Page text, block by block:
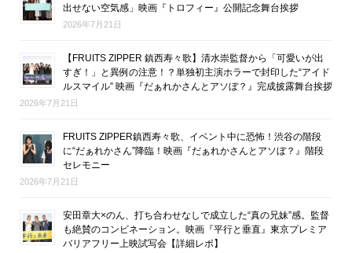
出せない空気感」映画『トロフィー』公開記念舞台挨拶
2026年7月21日
【FRUITS ZIPPER 鎮西寿々歌】清水崇監督から「可愛いが出
すぎ！」と異例の注意！？単独初主演ホラーで封印した“アイド
ルスマイル” 映画『だぁれかさんとアソぼ？』完成披露舞台挨拶
2026年7月21日
FRUITS ZIPPER鎮西寿々歌、イベント中に恐怖！渋谷の階段
に“だぁれかさん”降臨！映画『だぁれかさんとアソぼ？』階段
セレモニー
2026年7月21日
安田章大×のん、打ち合わせなしで成立した“真の兄妹”感。監督
も絶賛のコンビネーション。映画『平行と垂直』東京プレミア
バリアフリー上映試写会【詳細レポ】